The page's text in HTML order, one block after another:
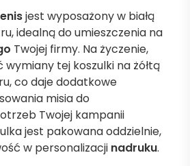
jest wyposażony w białą
idealną do umieszczenia na
Twojej firmy. Na życzenie,
wymiany tej koszulki na żółtą
co daje dodatkowe
misia do
Twojej kampanii
jest pakowana oddzielnie,
w personalizacji nadruku.